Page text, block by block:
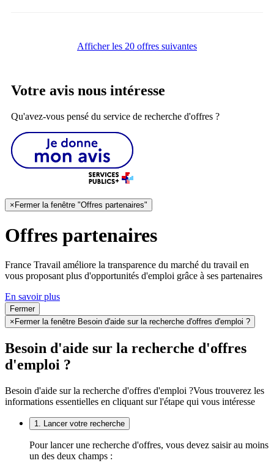
Afficher les 20 offres suivantes
Votre avis nous intéresse
Qu'avez-vous pensé du service de recherche d'offres ?
×Fermer la fenêtre "Offres partenaires"
Offres partenaires
France Travail améliore la transparence du marché du travail en
vous proposant plus d'opportunités d'emploi grâce à ses partenaires
En savoir plus
Fermer
× Fermer la fenêtre Besoin d'aide sur la recherche d'offres d'emploi ?
Besoin d'aide sur la recherche d'offres
d'emploi ?
Besoin d'aide sur la recherche d'offres d'emploi ?Vous trouverez les
informations essentielles en cliquant sur l'étape qui vous intéresse
1. Lancer votre recherche
Pour lancer une recherche d'offres, vous devez saisir au moins
un des deux champs :